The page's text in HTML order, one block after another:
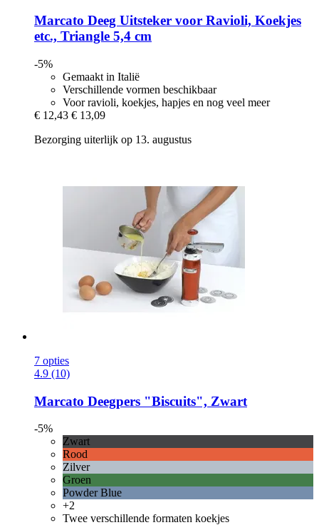
Marcato Deeg Uitsteker voor Ravioli, Koekjes
etc., Triangle 5,4 cm
-5%
Gemaakt in Italië
Verschillende vormen beschikbaar
Voor ravioli, koekjes, hapjes en nog veel meer
€ 12,43 € 13,09
Bezorging uiterlijk op 13. augustus
7 opties
4.9 (10)
Marcato Deegpers "Biscuits", Zwart
-5%
Zwart
Rood
Zilver
Groen
Powder Blue
+2
Twee verschillende formaten koekjes